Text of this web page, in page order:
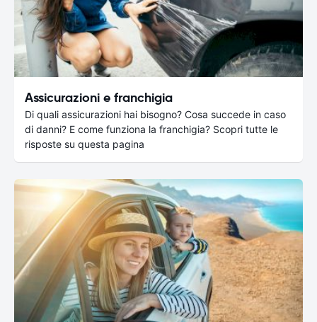
Assicurazioni e franchigia
Di quali assicurazioni hai bisogno? Cosa succede in caso
di danni? E come funziona la franchigia? Scopri tutte le
risposte su questa pagina